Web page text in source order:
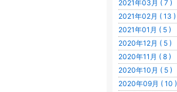
2021年03月 ( 7 )
2021年02月 ( 13 )
2021年01月 ( 5 )
2020年12月 ( 5 )
2020年11月 ( 8 )
2020年10月 ( 5 )
2020年09月 ( 10 )